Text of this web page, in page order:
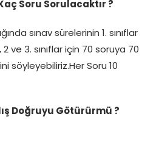
Soru Sorulacaktır ?
sınav sürelerinin 1. sınıflar
ve 3. sınıflar için 70 soruya 70
söyleyebiliriz.Her Soru 10
Doğruyu Götürürmü ?